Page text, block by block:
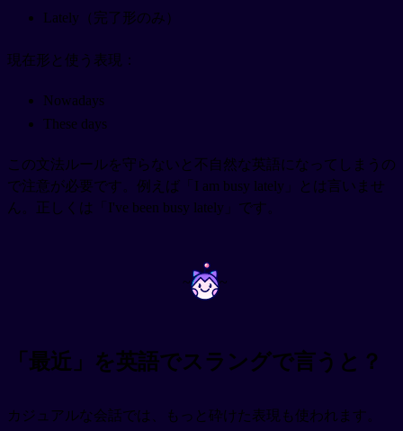
Lately（完了形のみ）
現在形と使う表現：
Nowadays
These days
この文法ルールを守らないと不自然な英語になってしまうの
で注意が必要です。例えば「I am busy lately」とは言いませ
ん。正しくは「I've been busy lately」です。
~ ~
「最近」を英語でスラングで言うと？
カジュアルな会話では、もっと砕けた表現も使われます。